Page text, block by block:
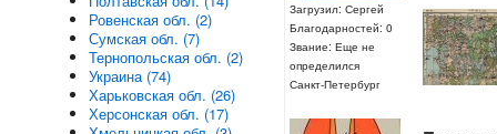
Загрузил: Сергей
Благодарностей: 0
Звание: Еще не
определился
Санкт-Петербург
Ровенская обл. (2)
Сумская обл. (7)
Тернопольская обл. (2)
Украина (74)
Харьковская обл. (26)
Херсонская обл. (17)